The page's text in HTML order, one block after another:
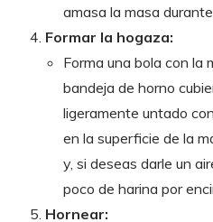
amasa la masa
Formar la hogaza:
Forma una bola con la
bandeja de horno
ligeramente untado
en la superficie de la
y, si deseas darle un
poco de harina por
Hornear: